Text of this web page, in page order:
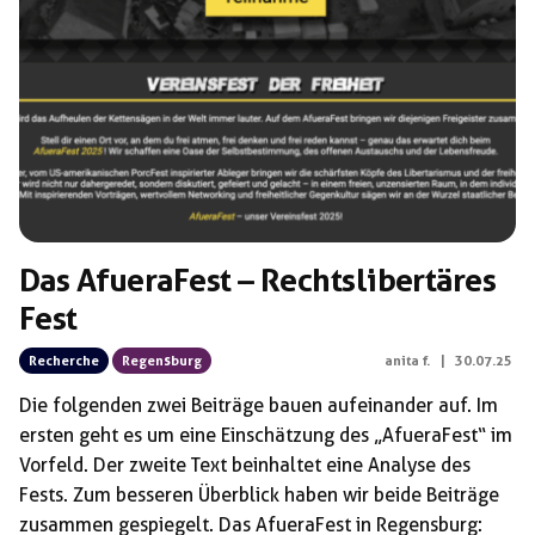
Schlagwörter:
Andreas Tiedke
Das AfueraFest – Rechtslibertäres
Fest
Recherche Regensburg anita f. 30.07.25
Die folgenden zwei Beiträge bauen aufeinander auf. Im
ersten geht es um eine Einschätzung des „AfueraFest“ im
Vorfeld. Der zweite Text beinhaltet eine Analyse des
Fests. Zum besseren Überblick haben wir beide Beiträge
zusammen gespiegelt. Das AfueraFest in Regensburg: